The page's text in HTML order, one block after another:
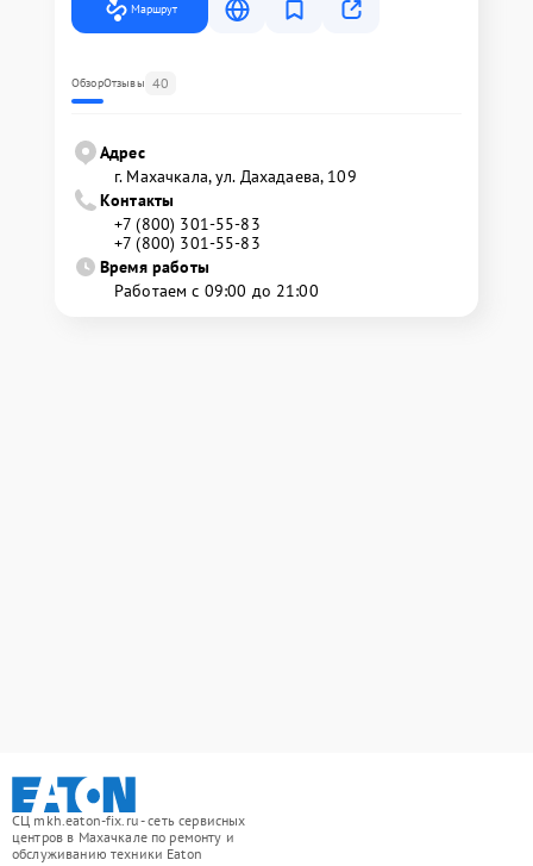
Маршрут
ОбзорОтзывы 40
Адрес
г. Махачкала, ул. Дахадаева, 109
Контакты
+7 (800) 301-55-83
+7 (800) 301-55-83
Время работы
Работаем с 09:00 до 21:00
СЦ mkh.eaton-fix.ru - сеть сервисных
центров в Махачкале по ремонту и
обслуживанию техники Eaton